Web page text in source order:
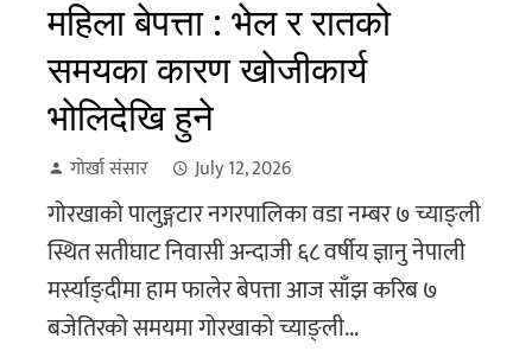
महिला बेपत्ता : भेल र रातको
समयका कारण खोजीकार्य
भोलिदेखि हुने
गोर्खा संसार July 12, 2026
गोरखाको पालुङ्गटार नगरपालिका वडा नम्बर ७ च्याङ्ली
स्थित सतीघाट निवासी अन्दाजी ६८ वर्षीय ज्ञानु नेपाली
मर्स्याङ्दीमा हाम फालेर बेपत्ता आज साँझ करिब ७
बजेतिरको समयमा गोरखाको च्याङ्ली...